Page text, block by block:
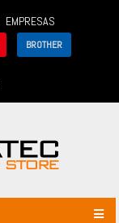
EMPRESAS
BROTHER